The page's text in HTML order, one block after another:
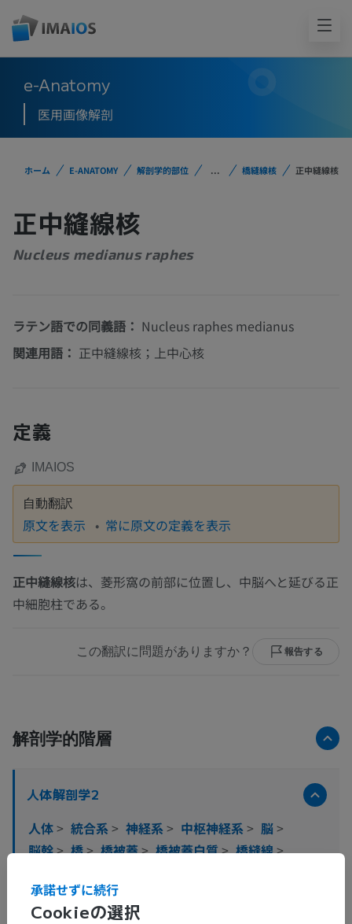
e-Anatomy
医用画像解剖
ホーム E-ANATOMY 解剖学的部位 ... 橋縫線核 正中縫線核
正中縫線核
Nucleus medianus raphes
ラテン語での同義語： Nucleus raphes medianus
関連用語： 正中縫線核；上中心核
定義
IMAIOS
自動翻訳
原文を表示 常に原文の定義を表示
正中縫線核は、菱形窩の前部に位置し、中脳へと延びる正
中細胞柱である。
この翻訳に問題がありますか？ 報告する
解剖学的階層
人体解剖学2
人体> 統合系> 神経系> 中枢神経系> 脳>
脳幹> 橋> 橋被蓋> 橋被蓋白質> 橋縫線>
下位構造：この解剖学的部位には下位構造がありま
Cookieの選択
承諾せずに続行